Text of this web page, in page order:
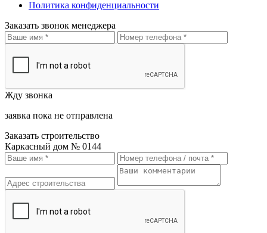
Политика конфиденциальности
Заказать звонок менеджера
Жду звонка
заявка пока не отправлена
Заказать строительство
Каркасный дом № 0144